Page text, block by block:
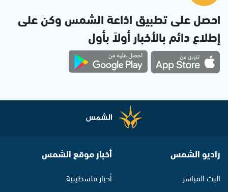
احصل على تطبيق اذاعة الشمس وكن على
إطلاع دائم بالأخبار أولاً بأول
راديو الشمس
البث المباشر
أخبار موقع الشمس
أخبار فلسطينية